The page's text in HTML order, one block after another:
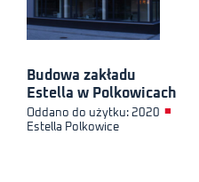
Budowa zakładu
Estella w Polkowicach
Oddano do użytku: 2020 ■
Estella Polkowice